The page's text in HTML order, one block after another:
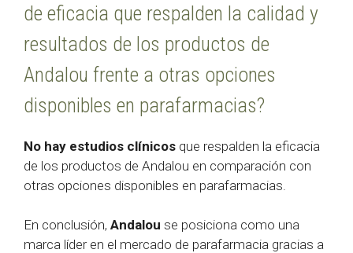
de eficacia que respalden la calidad y
resultados de los productos de
Andalou frente a otras opciones
disponibles en parafarmacias?
No hay estudios clínicos que respalden la eficacia
de los productos de Andalou en comparación con
otras opciones disponibles en parafarmacias.
En conclusión, Andalou se posiciona como una
marca líder en el mercado de parafarmacia gracias a